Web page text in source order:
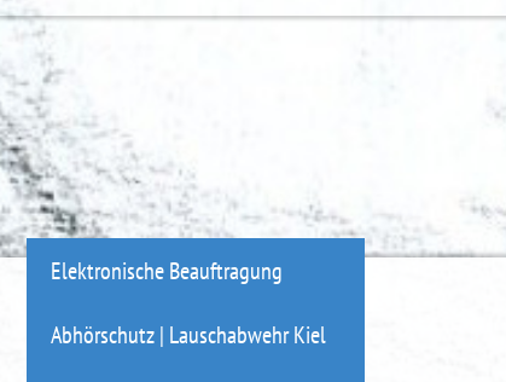
Elektronische Beauftragung
Abhörschutz | Lauschabwehr Kiel